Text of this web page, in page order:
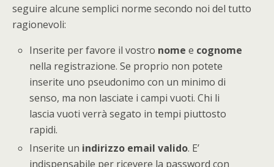
seguire alcune semplici norme secondo noi del tutto
ragionevoli:
Inserite per favore il vostro nome e cognome
nella registrazione. Se proprio non potete
inserite uno pseudonimo con un minimo di
senso, ma non lasciate i campi vuoti. Chi li
lascia vuoti verrà segato in tempi piuttosto
rapidi.
Inserite un indirizzo email valido. E’
indispensabile per ricevere la password con